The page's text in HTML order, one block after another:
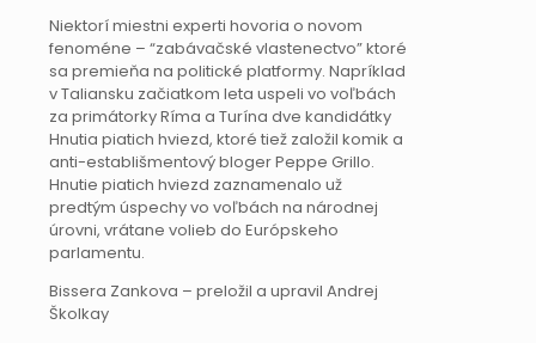
Niektorí miestni experti hovoria o novom
fenoméne – “zabávačské vlastenectvo” ktoré
sa premieňa na politické platformy. Napríklad
v Taliansku začiatkom leta uspeli vo voľbách
za primátorky Ríma a Turína dve kandidátky
Hnutia piatich hviezd, ktoré tiež založil komik a
anti-establišmentový bloger Peppe Grillo.
Hnutie piatich hviezd zaznamenalo už
predtým úspechy vo voľbách na národnej
úrovni, vrátane volieb do Európskeho
parlamentu.
Bissera Zankova – preložil a upravil Andrej
Školkay